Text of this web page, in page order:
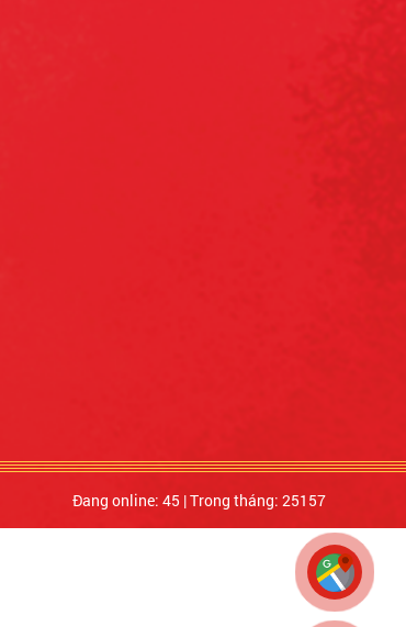
Đang online: 45 |Trong tháng: 25157